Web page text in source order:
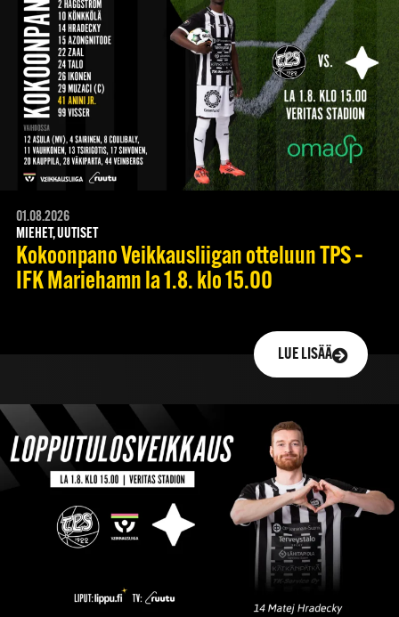
01.08.2026
MIEHET, UUTISET
Kokoonpano Veikkausliigan otteluun TPS –
IFK Mariehamn la 1.8. klo 15.00
LUE LISÄÄ